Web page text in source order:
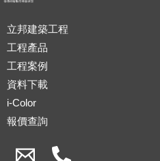
立邦建築工程
工程產品
工程案例
資料下載
i-Color
報價查詢